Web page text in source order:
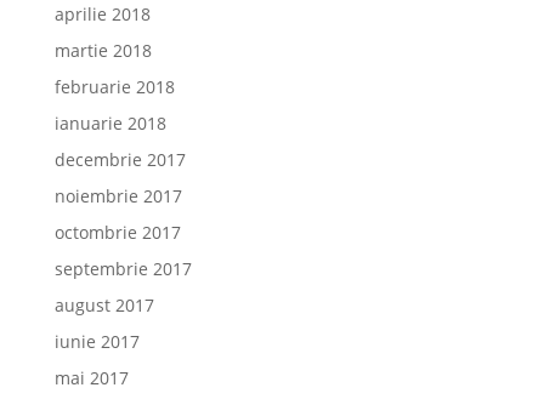
aprilie 2018
martie 2018
februarie 2018
ianuarie 2018
decembrie 2017
noiembrie 2017
octombrie 2017
septembrie 2017
august 2017
iunie 2017
mai 2017